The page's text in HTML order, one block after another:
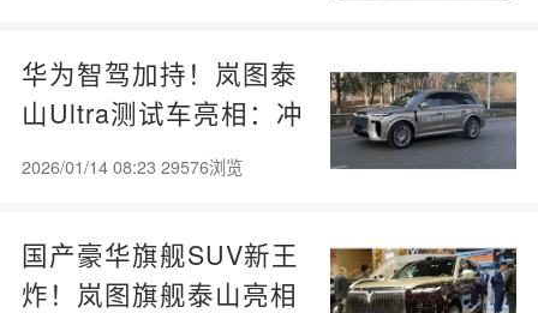
华为智驾加持！岚图泰
山Ultra测试车亮相：冲
击L3级自动驾驶SUV
2026/01/14 08:23 29576浏览
国产豪华旗舰SUV新王
炸！岚图旗舰泰山亮相